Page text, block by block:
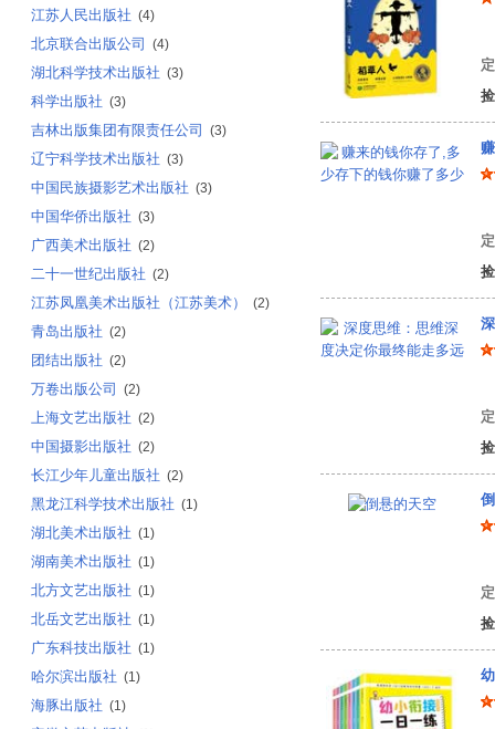
江苏人民出版社 (4)
北京联合出版公司 (4)
湖北科学技术出版社 (3)
科学出版社 (3)
吉林出版集团有限责任公司 (3)
辽宁科学技术出版社 (3)
中国民族摄影艺术出版社 (3)
中国华侨出版社 (3)
广西美术出版社 (2)
二十一世纪出版社 (2)
江苏凤凰美术出版社（江苏美术） (2)
青岛出版社 (2)
团结出版社 (2)
万卷出版公司 (2)
上海文艺出版社 (2)
中国摄影出版社 (2)
长江少年儿童出版社 (2)
黑龙江科学技术出版社 (1)
湖北美术出版社 (1)
湖南美术出版社 (1)
北方文艺出版社 (1)
北岳文艺出版社 (1)
广东科技出版社 (1)
哈尔滨出版社 (1)
海豚出版社 (1)